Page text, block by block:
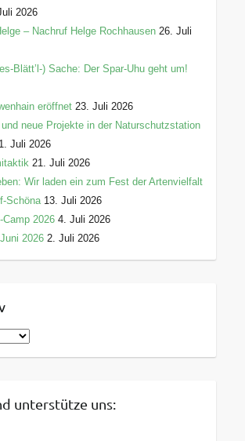
2026
– Nachruf Helge Rochhausen 26. Juli
Blätt’l-) Sache: Der Spar-Uhu geht um!
eröffnet 23. Juli 2026
neue Projekte in der Naturschutzstation
Juli 2026
21. Juli 2026
Wir laden ein zum Fest der Artenvielfalt
Schöna 13. Juli 2026
Camp 2026 4. Juli 2026
2026 2. Juli 2026
unterstütze uns: